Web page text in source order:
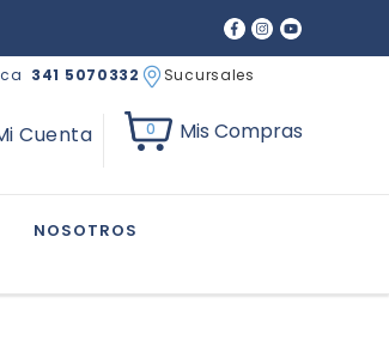
Cuenta 0 Mis Compras
341 5070332 Sucursales
NOSOTROS